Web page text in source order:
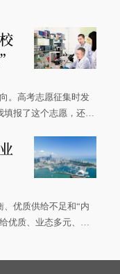
。高考志愿征集时发
填报了这个志愿，还真
通知书。
优质供给不足和“内
优质、业态多元、智